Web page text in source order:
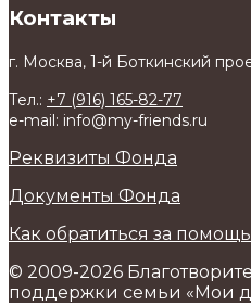
Контакты
г. Москва, 1-й Боткинский
Тел.: +7 (916) 165-82-77
e-mail: info@my-friends.ru
Реквизиты Фонда
Документы Фонда
Как обратиться за
© 2009-2026
поддержки семьи «Мои